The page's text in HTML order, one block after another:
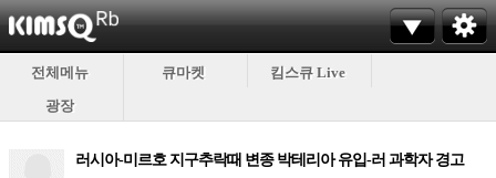
전체메뉴 큐마켓
킴스큐 Live
광장
러시아-미르호 지구추락때 변종 박테리아 유입-러 과학자 경고